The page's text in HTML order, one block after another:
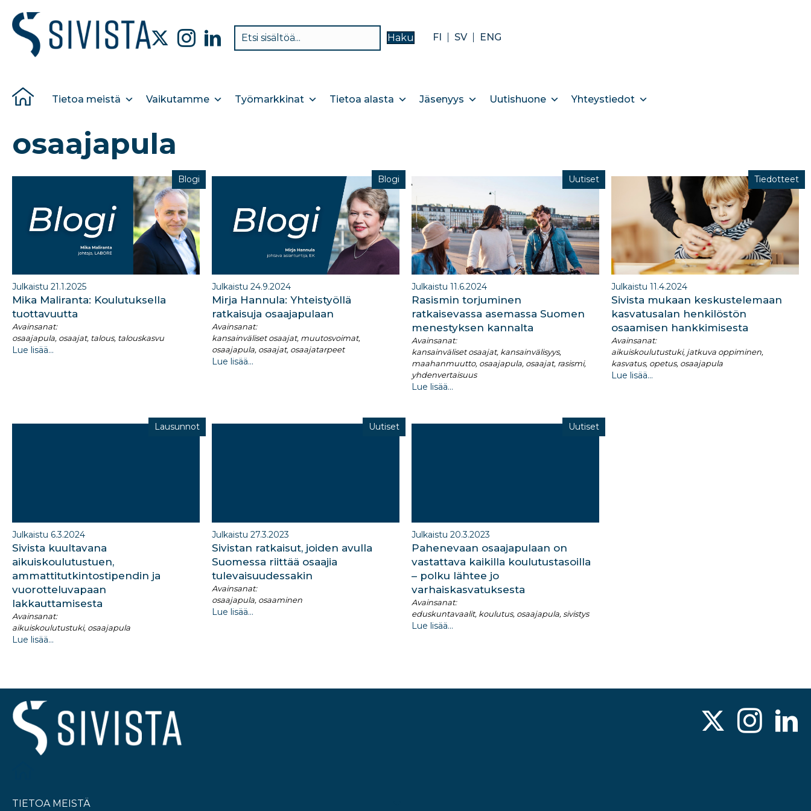
Haku FI SV ENG
Tietoa meistä Vaikutamme Työmarkkinat Tietoa alasta Jäsenyys Uutishuone Yhteystiedot
osaajapula
Blogi
Julkaistu 21.1.2025
Mika Maliranta: Koulutuksella
tuottavuutta
Avainsanat:
osaajapula, osaajat, talous, talouskasvu
Lue lisää...
Blogi
Julkaistu 24.9.2024
Mirja Hannula: Yhteistyöllä
ratkaisuja osaajapulaan
Avainsanat:
kansainväliset osaajat, muutosvoimat,
osaajapula, osaajat, osaajatarpeet
Lue lisää...
Uutiset
Julkaistu 11.6.2024
Rasismin torjuminen
ratkaisevassa asemassa Suomen
menestyksen kannalta
Avainsanat:
kansainväliset osaajat, kansainvälisyys,
maahanmuutto, osaajapula, osaajat, rasismi,
yhdenvertaisuus
Lue lisää...
Tiedotteet
Julkaistu 11.4.2024
Sivista mukaan keskustelemaan
kasvatusalan henkilöstön
osaamisen hankkimisesta
Avainsanat:
aikuiskoulutustuki, jatkuva oppiminen,
kasvatus, opetus, osaajapula
Lue lisää...
Lausunnot
Julkaistu 6.3.2024
Sivista kuultavana
aikuiskoulutustuen,
ammattitutkintostipendin ja
vuorotteluvapaan
lakkauttamisesta​
Avainsanat:
aikuiskoulutustuki, osaajapula
Lue lisää...
Uutiset
Julkaistu 27.3.2023
Sivistan ratkaisut, joiden avulla
Suomessa riittää osaajia
tulevaisuudessakin
Avainsanat:
osaajapula, osaaminen
Lue lisää...
Uutiset
Julkaistu 20.3.2023
Pahenevaan osaajapulaan on
vastattava kaikilla koulutustasoilla
– polku lähtee jo
varhaiskasvatuksesta
Avainsanat:
eduskuntavaalit, koulutus, osaajapula, sivistys
Lue lisää...
TIETOA MEISTÄ